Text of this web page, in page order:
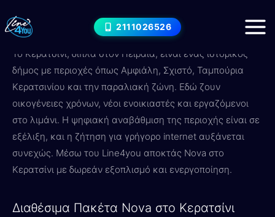
στο
περιεχόμενο
2111026526
Internet στο Κερατσίνι — Nova
Πακέτα & Τιμές 2026
Το Κερατσίνι, δίπλα στον Πειραιά, είναι ένας ιστορικός
δήμος με περιοχές όπως Αμφιάλη, Σχιστό, Ταμπούρια
Κερατσινίου και την παραλιακή ζώνη. Εδώ ζουν
οικογένειες χρόνων, νέοι ενοικιαστές και εργαζόμενοι
στο λιμάνι. Η ψηφιακή αναβάθμιση της περιοχής είναι σε
εξέλιξη, και η ζήτηση για γρήγορο internet αυξάνεται
συνεχώς. Μέσω του Line4you αποκτάς Nova στο
Κερατσίνι με δωρεάν εξοπλισμό και ενεργοποίηση.
Διαθέσιμα Πακέτα Nova στο Κερατσίνι